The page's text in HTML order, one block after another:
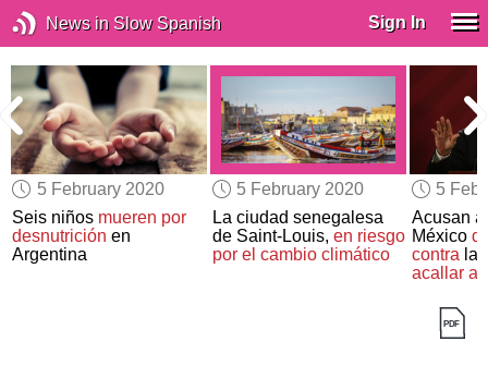
News in Slow Spanish Sign In
5 February 2020
Seis niños mueren por
desnutrición en
Argentina
5 February 2020
La ciudad senegalesa
de Saint-Louis, en riesgo
por el cambio climático
5
Acusan
México
contrala
acallar a